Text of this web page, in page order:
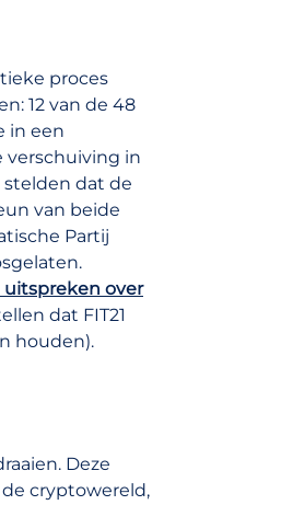
proces
12 van de 48
in een
verschuiving in
stelden dat de
van beide
Partij
uitspreken over
dat FIT21
houden).
Deze
cryptowereld,